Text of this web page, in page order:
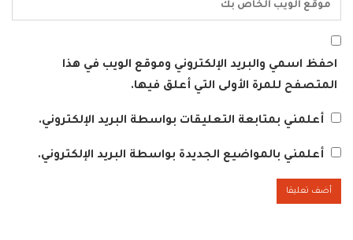
احفظ اسمي والبريد الإلكتروني وموقع الويب في هذا
المتصفح للمرة الأولى التي أعلق فيها.
أعلمني بمتابعة التعليقات بواسطة البريد الإلكتروني.
أعلمني بالمواضيع الجديدة بواسطة البريد الإلكتروني.